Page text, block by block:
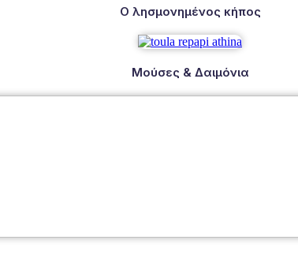
Ο λησμονημένος κήπος
Μούσες & Δαιμόνια